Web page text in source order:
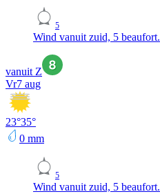
5
Wind vanuit zuid, 5 beaufort.
vanuit Z
Vr7 aug
23°35°
0 mm
5
Wind vanuit zuid, 5 beaufort.